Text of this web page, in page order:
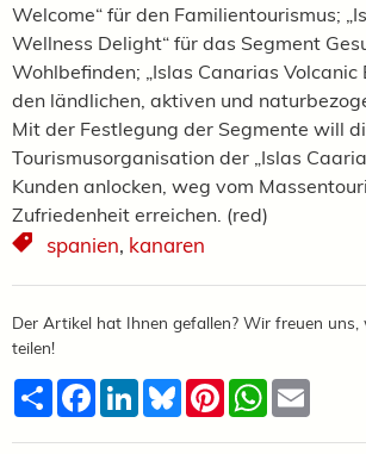
Welcome“ für den Familientourismus;
Wellness Delight“ für das Segment
Wohlbefinden; „Islas Canarias Volcanic
den ländlichen, aktiven und
Mit der Festlegung der Segmente will
Tourismusorganisation der „Islas
Kunden anlocken, weg vom
Zufriedenheit erreichen. (red)
spanien, kanaren
Der Artikel hat Ihnen gefallen? Wir freuen uns,
teilen!
TeilenFacebook
LinkedInBlueskyPinterestWhatsApp